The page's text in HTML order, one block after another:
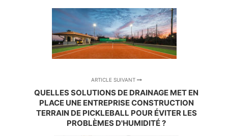
ARTICLE SUIVANT
QUELLES SOLUTIONS DE DRAINAGE MET EN
PLACE UNE ENTREPRISE CONSTRUCTION
TERRAIN DE PICKLEBALL POUR ÉVITER LES
PROBLÈMES D'HUMIDITÉ ?